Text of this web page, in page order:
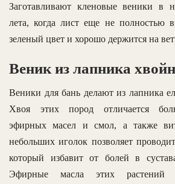
Заготавливают кленовые веники в
лета, когда лист еще не полностью
зеленый цвет и хорошо держится на
Веник из лапника
Веники для бань делают из лапника
Хвоя этих пород отличается
эфирных масел и смол, а также
небольших иголок позволяет
который избавит от болей в
Эфирные масла этих растений